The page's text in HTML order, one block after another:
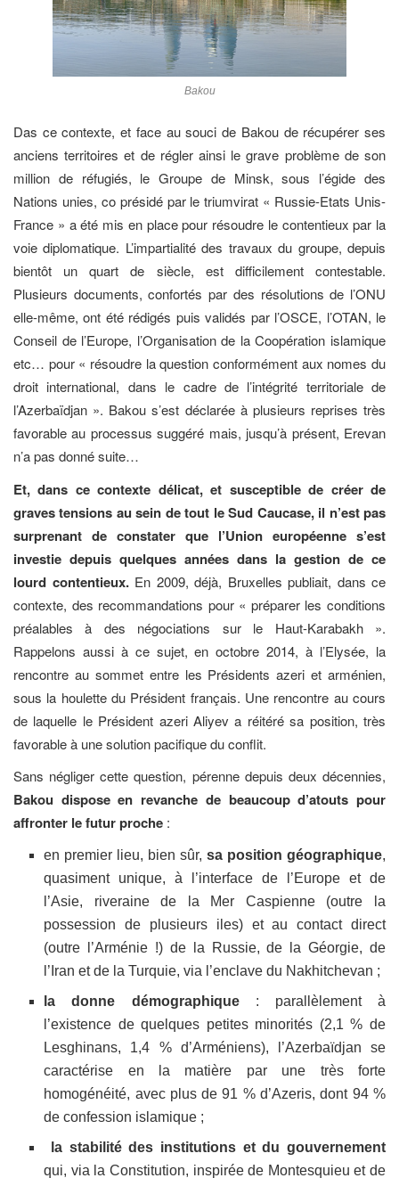
Bakou
Das ce contexte, et face au souci de Bakou de récupérer ses
anciens territoires et de régler ainsi le grave problème de son
million de réfugiés, le Groupe de Minsk, sous l’égide des
Nations unies, co présidé par le triumvirat « Russie-Etats Unis-
France » a été mis en place pour résoudre le contentieux par la
voie diplomatique. L’impartialité des travaux du groupe, depuis
bientôt un quart de siècle, est difficilement contestable.
Plusieurs documents, confortés par des résolutions de l’ONU
elle-même, ont été rédigés puis validés par l’OSCE, l’OTAN, le
Conseil de l’Europe, l’Organisation de la Coopération islamique
etc… pour « résoudre la question conformément aux nomes du
droit international, dans le cadre de l’intégrité territoriale de
l’Azerbaïdjan ». Bakou s’est déclarée à plusieurs reprises très
favorable au processus suggéré mais, jusqu’à présent, Erevan
n’a pas donné suite…
Et, dans ce contexte délicat, et susceptible de créer de
graves tensions au sein de tout le Sud Caucase, il n’est pas
surprenant de constater que l’Union européenne s’est
investie depuis quelques années dans la gestion de ce
lourd contentieux.En 2009, déjà, Bruxelles publiait, dans ce
contexte, des recommandations pour « préparer les conditions
préalables à des négociations sur le Haut-Karabakh ».
Rappelons aussi à ce sujet, en octobre 2014, à l’Elysée, la
rencontre au sommet entre les Présidents azeri et arménien,
sous la houlette du Président français. Une rencontre au cours
de laquelle le Président azeri Aliyev a réitéré sa position, très
favorable à une solution pacifique du conflit.
Sans négliger cette question, pérenne depuis deux décennies,
Bakou dispose en revanche de beaucoup d’atouts pour
affronter le futur proche :
en premier lieu, bien sûr,sa position géographique,
quasiment unique, à l’interface de l’Europe et de
l’Asie, riveraine de la Mer Caspienne (outre la
possession de plusieurs iles) et au contact direct
(outre l’Arménie !) de la Russie, de la Géorgie, de
l’Iran et de la Turquie, via l’enclave du Nakhitchevan ;
la donne démographique : parallèlement à
l’existence de quelques petites minorités (2,1 % de
Lesghinans, 1,4 % d’Arméniens), l’Azerbaïdjan se
caractérise en la matière par une très forte
homogénéité, avec plus de 91 % d’Azeris, dont 94 %
de confession islamique ;
la stabilité des institutions et du gouvernement
qui, via la Constitution, inspirée de Montesquieu et de